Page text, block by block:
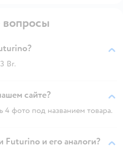
вопросы
Br.
сайте?
4 фото под названием товара.
Futurino и его аналоги?